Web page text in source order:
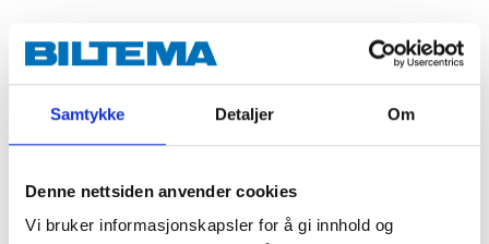
Samtykke Detaljer Om
Denne nettsiden anvender cookies
Vi bruker informasjonskapsler for å gi innhold og
Kjøp & Hent
Kjøp & Hent i ditt varehus.
Andre kunder har også kjøpt